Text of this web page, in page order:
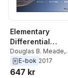
Elementary
Differential
Equations and
Boundary Value
Problems
Douglas B. Meade,
Richard C. DiPrima
William E. Boyce
E-bok 2017
647 kr